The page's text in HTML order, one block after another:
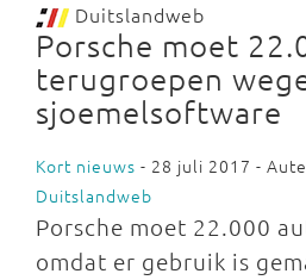
Duitslandweb
Porsche moet
terugroepen
sjoemelsoftware
Kort nieuws - 28 juli 2017 -
Duitslandweb
Porsche moet 22.000
omdat er gebruik is